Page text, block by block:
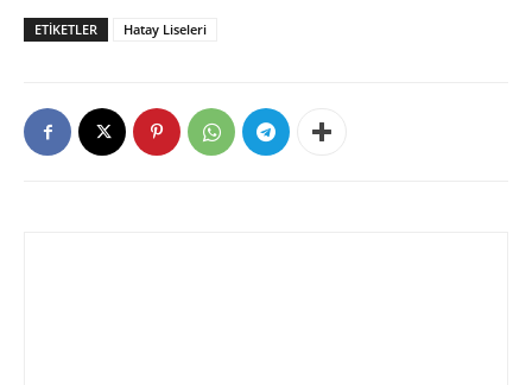
ETIKETLER Hatay Liseleri